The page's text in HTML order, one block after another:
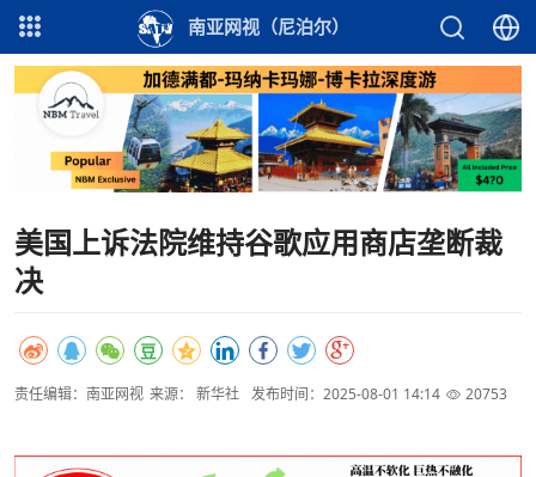
南亚网视（尼泊尔）
美国上诉法院维持谷歌应用商店垄断裁
决
责任编辑：南亚网视 来源： 新华社 发布时间：2025-08-01 14:14 20753